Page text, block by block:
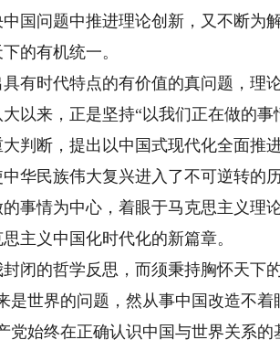
问题中推进理论创新，又不断为
的有机统一。
时代特点的有价值的真问题，理
以来，正是坚持“以我们正在做的事
判断，提出以中国式现代化全面推
华民族伟大复兴进入了不可逆转的
事情为中心，着眼于马克思主义理
主义中国化时代化的新篇章。
的哲学反思，而须秉持胸怀天下
是世界的问题，然从事中国改造不
党始终在正确认识中国与世界关系